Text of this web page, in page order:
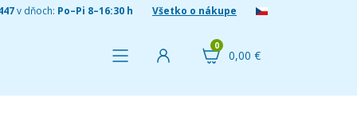
v dňoch: Po–Pi 8–16:30 h Všetko o nákupe
0,00 €
0